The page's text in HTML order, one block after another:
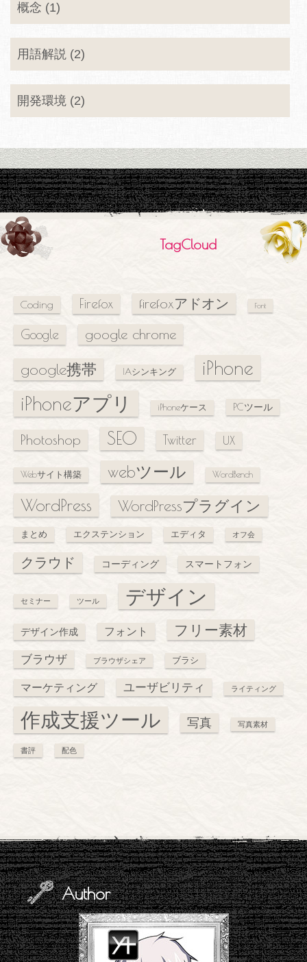
概念 (1)
用語解説 (2)
開発環境 (2)
TagCloud
Coding Firefox firefoxアドオン Font
Google google chrome
google携帯 IAシンキング
iPhone
iPhoneアプリ
iPhoneケース PCツール
Photoshop SEO Twitter UX
Webサイト構築 webツール WordBench
WordPress WordPressプラグイン
まとめ エクステンション エディタ オフ会
クラウド コーディング スマートフォン
セミナー ツール デザイン
デザイン作成 フォント フリー素材
ブラウザ ブラウザシェア ブラシ
マーケティング ユーザビリティ ライティング
作成支援ツール 写真 写真素材
書評 配色
Author